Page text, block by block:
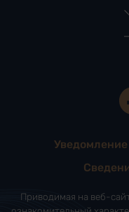
Приводимая на веб-